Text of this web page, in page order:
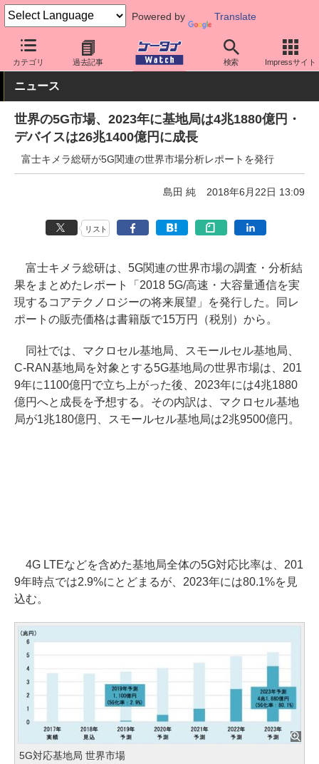
Powered by Translate
カテゴリ 過去記事 検索 Impressサイト
ケータイ Watch 業界動向 調査
ニュース
世界の5G市場、2023年に基地局は4兆1880億円・
デバイスは26兆1400億円に成長
富士キメラ総研が5G関連の世界市場分析レポートを発行
島田 純 2018年6月22日 13:09
リスト
富士キメラ総研は、5G関連の世界市場の調査・分析結
果をまとめたレポート「2018 5G/高速・大容量通信を実
現するコアテクノロジーの将来展望」を発行した。同レ
ポートの販売価格は書籍版で15万円（税別）から。
同社では、マクロセル基地局、スモールセル基地局、
C-RAN基地局を対象とする5G基地局の世界市場は、201
9年に1100億円で立ち上がった後、2023年には4兆1880
億円へと成長を予想する。その内訳は、マクロセル基地
局が1兆180億円、スモールセル基地局は2兆9500億円。
4G LTEなどを含めた基地局全体の5G対応比率は、201
9年時点では2.9%にとどまるが、2023年には80.1%を見
込む。
5G対応基地局 世界市場